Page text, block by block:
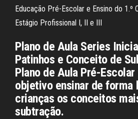
Educação Pré-Escolar e Ensino do 1.º
Estágio Profissional I, II e III
Plano de Aula Series
Patinhos e Conceito de
Plano de Aula Pré-
objetivo ensinar de forma
crianças os conceitos
subtração.